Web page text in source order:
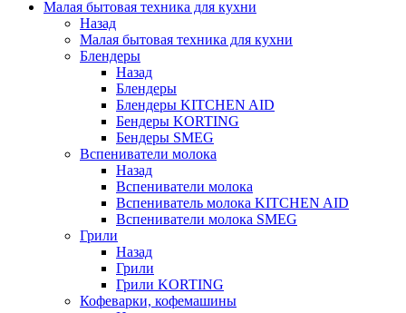
Малая бытовая техника для кухни
Назад
Малая бытовая техника для кухни
Блендеры
Назад
Блендеры
Блендеры KITCHEN AID
Бендеры KORTING
Бендеры SMEG
Вспениватели молока
Назад
Вспениватели молока
Вспениватель молока KITCHEN AID
Вспениватели молока SMEG
Грили
Назад
Грили
Грили KORTING
Кофеварки, кофемашины